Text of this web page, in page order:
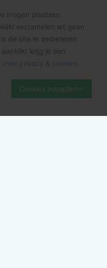
mogen plaatsen.
verzamelen wij geen
de site te verbeteren.
krijg je een
over privacy & cookies
Cookies accepteren
het laatste nieuws: